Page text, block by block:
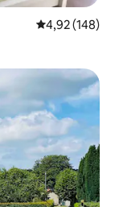
Priemerné
4,92 (148)